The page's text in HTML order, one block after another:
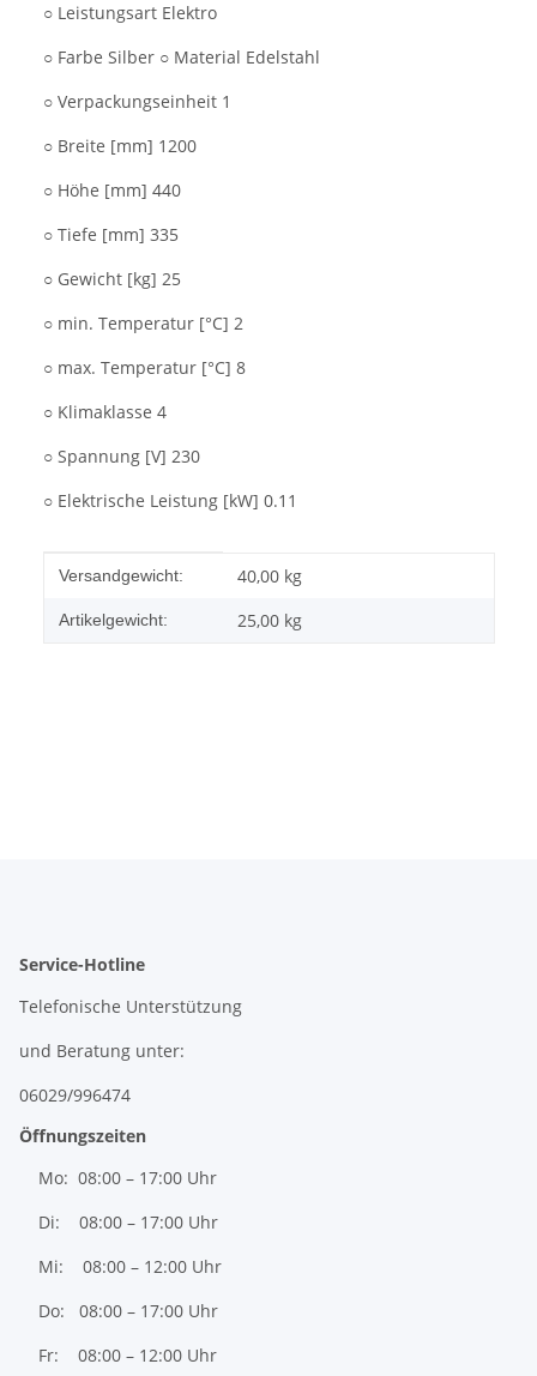
○ Leistungsart Elektro
○ Farbe Silber ○ Material Edelstahl
○ Verpackungseinheit 1
○ Breite [mm] 1200
○ Höhe [mm] 440
○ Tiefe [mm] 335
○ Gewicht [kg] 25
○ min. Temperatur [°C] 2
○ max. Temperatur [°C] 8
○ Klimaklasse 4
○ Spannung [V] 230
○ Elektrische Leistung [kW] 0.11
Produkteigenschaft
Wert
Versandgewicht: 40,00 kg
Artikelgewicht: 25,00 kg
Service-Hotline
Telefonische Unterstützung
und Beratung unter:
06029/996474
Öffnungszeiten
Mo: 08:00 – 17:00 Uhr
Di: 08:00 – 17:00 Uhr
Mi: 08:00 – 12:00 Uhr
Do: 08:00 – 17:00 Uhr
Fr: 08:00 – 12:00 Uhr